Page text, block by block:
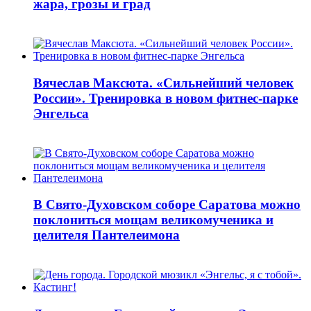
жара, грозы и град
Вячеслав Максюта. «Сильнейший человек
России». Тренировка в новом фитнес-парке
Энгельса
В Свято-Духовском соборе Саратова можно
поклониться мощам великомученика и
целителя Пантелеимона